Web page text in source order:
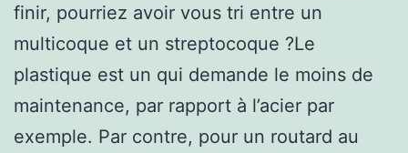
finir, pourriez avoir vous tri entre un
multicoque et un streptocoque ?Le
plastique est un qui demande le moins de
maintenance, par rapport à l’acier par
exemple. Par contre, pour un routard au